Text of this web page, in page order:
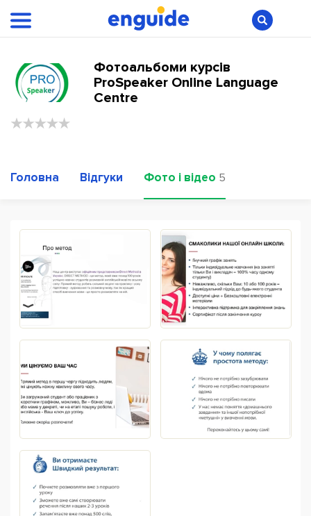
Фотоальбоми курсів
ProSpeaker Online Language
Centre
Головна Відгуки Фото і відео 5